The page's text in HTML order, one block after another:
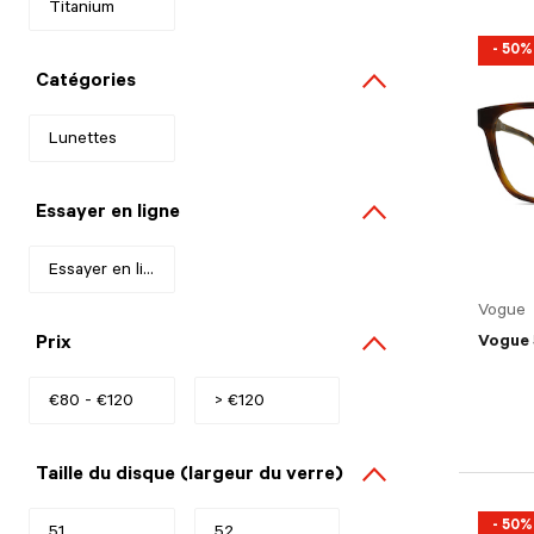
Titanium
Refine by Matériel: Titanium
Catégories
Lunettes
Refine by Catégories: Lunettes
Essayer en ligne
Essayer en ligne
Refine by Essayer en ligne: Essayer en ligne
Prix
€80 - €120
Refine by Prix: €80 - €120
> €120
Refine by Prix: > €120
Taille du disque (largeur du verre)
-
Vogue
Vogue
-